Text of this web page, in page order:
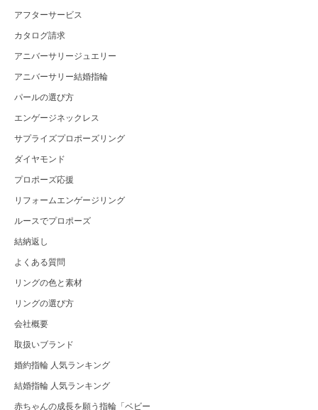
アフターサービス
カタログ請求
アニバーサリージュエリー
アニバーサリー結婚指輪
パールの選び方
エンゲージネックレス
サプライズプロポーズリング
ダイヤモンド
プロポーズ応援
リフォームエンゲージリング
ルースでプロポーズ
結納返し
よくある質問
リングの色と素材
リングの選び方
会社概要
取扱いブランド
婚約指輪 人気ランキング
結婚指輪 人気ランキング
赤ちゃんの成長を願う指輪「ベビー